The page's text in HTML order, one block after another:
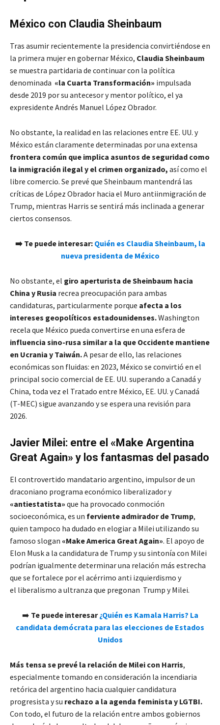
México con Claudia Sheinbaum
Tras asumir recientemente la presidencia convirtiéndose en
la primera mujer en gobernar México, Claudia Sheinbaum
se muestra partidaria de continuar con la política
denominada «la Cuarta Transformación» impulsada
desde 2019 por su antecesor y mentor político, el ya
expresidente Andrés Manuel López Obrador.
No obstante, la realidad en las relaciones entre EE. UU. y
México están claramente determinadas por una extensa
frontera común que implica asuntos de seguridad como
la inmigración ilegal y el crimen organizado, así como el
libre comercio. Se prevé que Sheinbaum mantendrá las
críticas de López Obrador hacia el Muro antiinmigración de
Trump, mientras Harris se sentirá más inclinada a generar
ciertos consensos.
➡️ Te puede interesar: Quién es Claudia Sheinbaum, la
nueva presidenta de México
No obstante, el giro aperturista de Sheinbaum hacia
China y Rusia recrea preocupación para ambas
candidaturas, particularmente porque afecta a los
intereses geopolíticos estadounidenses.Washington
recela que México pueda convertirse en una esfera de
influencia sino-rusa similar a la que Occidente mantiene
en Ucrania y Taiwán.A pesar de ello, las relaciones
económicas son fluidas: en 2023, México se convirtió en el
principal socio comercial de EE. UU. superando a Canadá y
China, toda vez el Tratado entre México, EE. UU. y Canadá
(T-MEC) sigue avanzando y se espera una revisión para
2026.
Javier Milei: entre el «Make Argentina
Great Again» y los fantasmas del pasado
El controvertido mandatario argentino, impulsor de un
draconiano programa económico liberalizador y
«antiestatista» que ha provocado conmoción
socioeconómica, es un ferviente admirador de Trump,
quien tampoco ha dudado en elogiar a Milei utilizando su
famoso slogan «Make America Great Again». El apoyo de
Elon Musk a la candidatura de Trump y su sintonía con Milei
podrían igualmente determinar una relación más estrecha
que se fortalece por el acérrimo anti izquierdismo y
el liberalismo a ultranza que pregonan Trump y Milei.
➡️ Te puede interesar¿Quién es Kamala Harris? La
candidata demócrata para las elecciones de Estados
Unidos
Más tensa se prevé la relación de Milei con Harris,
especialmente tomando en consideración la incendiaria
retórica del argentino hacia cualquier candidatura
progresista y su rechazo a la agenda feminista y LGTBI.
Con todo, el futuro de la relación entre ambos gobiernos